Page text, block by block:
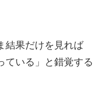
結果だけを見れば
ている」と錯覚する